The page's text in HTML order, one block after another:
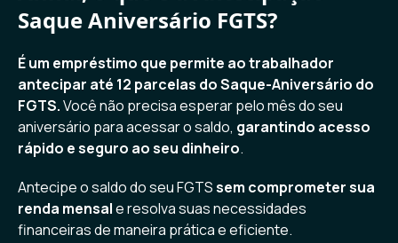
Saque Aniversário FGTS?
É um empréstimo que permite ao trabalhador
antecipar até 12 parcelas do Saque-Aniversário do
FGTS.Você não precisa esperar pelo mês do seu
aniversário para acessar o saldo, garantindo acesso
rápido e seguro ao seu dinheiro.
Antecipe o saldo do seu FGTSsem comprometer sua
renda mensale resolva suas necessidades
financeiras de maneira prática e eficiente.